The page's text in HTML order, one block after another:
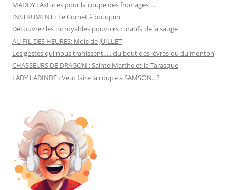
MADDY : Astuces pour la coupe des fromages ….
INSTRUMENT : Le Cornet à bouquin
Découvrez les incroyables pouvoirs curatifs de la sauge
AU FIL DES HEURES: Mois de JUILLET
Les gestes qui nous trahissent….. du bout des lèvres ou du menton
CHASSEURS DE DRAGON : Sainte Marthe et la Tarasque
LADY LADINDE : Veut faire la coupe à SAMSON…?